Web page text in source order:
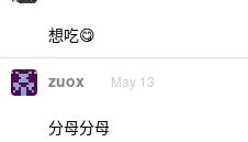
想吃😋
zuox May 13
分母分母